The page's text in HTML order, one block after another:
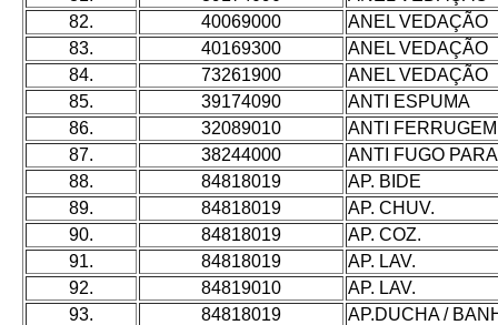
82.
40069000
ANEL VEDAÇÃO
83.
40169300
ANEL VEDAÇÃO
84.
73261900
ANEL VEDAÇÃO
85.
39174090
ANTI ESPUMA
86.
32089010
ANTI FERRUGEM
87.
38244000
ANTI FUGO
88.
84818019
AP. BIDE
89.
84818019
AP. CHUV.
90.
84818019
AP. COZ.
91.
84818019
AP. LAV.
92.
84819010
AP. LAV.
93.
84818019
AP.DUCHA /